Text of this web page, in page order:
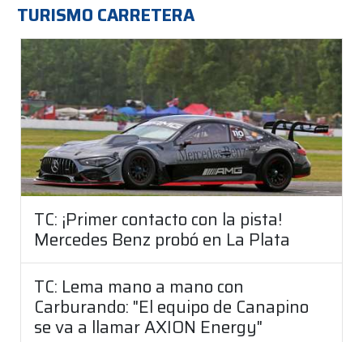
TURISMO CARRETERA
TC: ¡Primer contacto con la pista!
Mercedes Benz probó en La Plata
TC: Lema mano a mano con
Carburando: "El equipo de Canapino
se va a llamar AXION Energy"